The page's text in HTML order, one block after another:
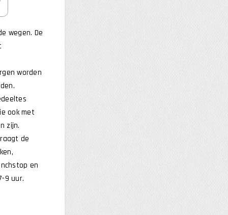
wegen. De
worden
ook met
zijn.
de
en
9 uur.